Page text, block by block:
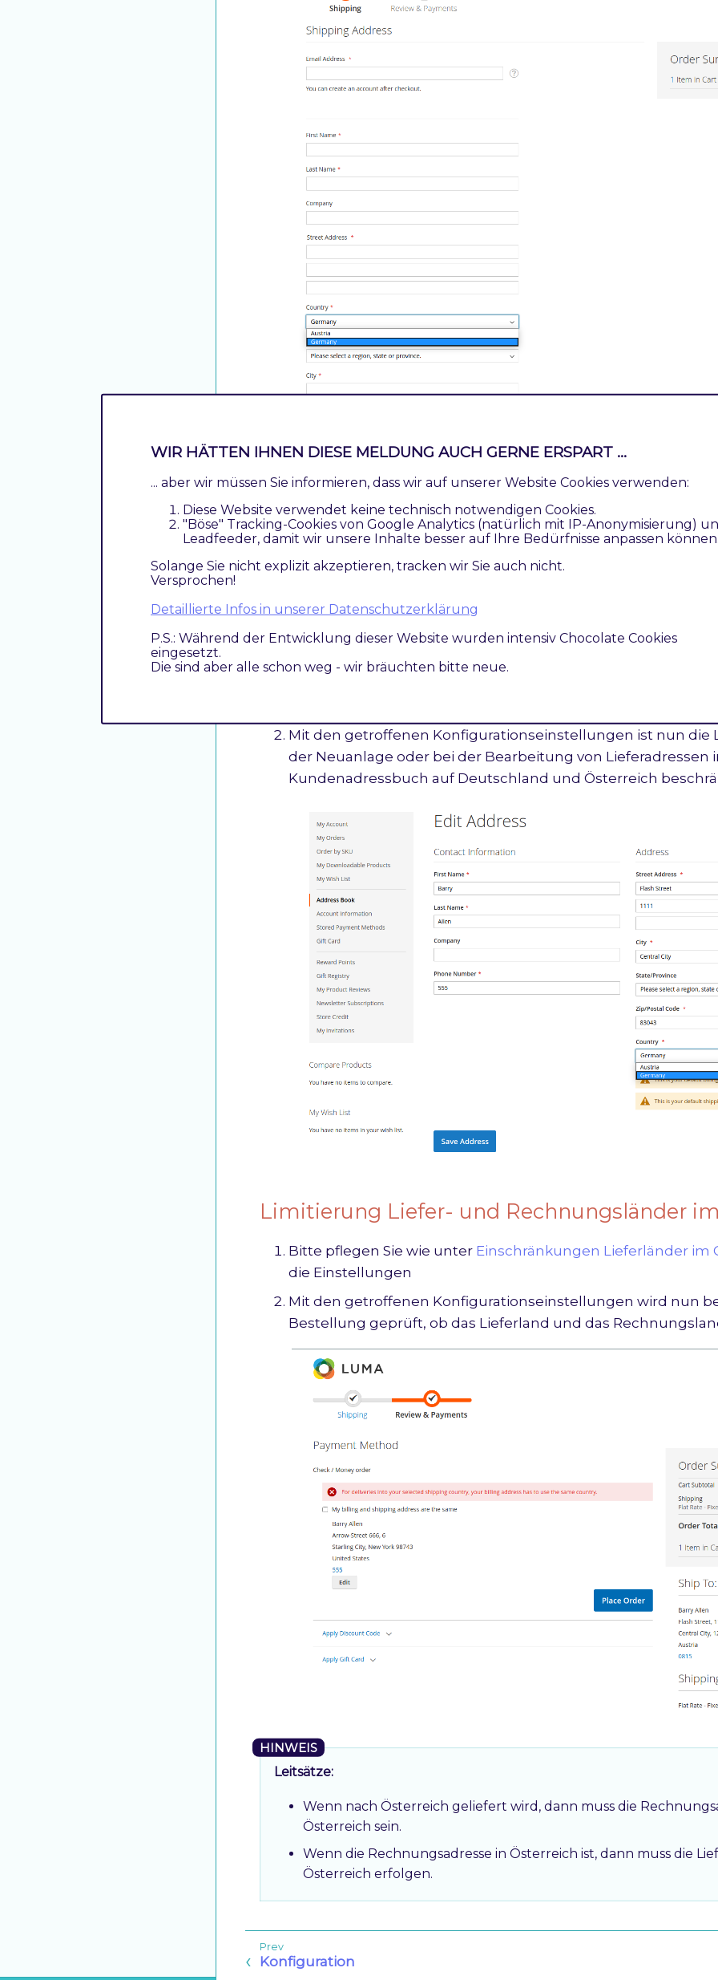
Die Auswahl der Shippable Countries muss in den "Allowed
Hier wird bei der Verarbeitung und Prüfung eine Schnittmenge
Einschränkungen Lieferländer im
Mit den getroffenen Konfigurationseinstellungen ist nun die
der Neuanlage oder bei der Bearbeitung von Lieferadressen
Kundenadressbuch auf Deutschland und Österreich
Limitierung Liefer- und Rechnungsländer
Bitte pflegen Sie wie unter Einschränkungen Lieferländer im
die Einstellungen
Mit den getroffenen Konfigurationseinstellungen wird nun
Bestellung geprüft, ob das Lieferland und das
Leitsätze:
Wenn nach Österreich geliefert wird, dann muss die
Österreich sein.
Wenn die Rechnungsadresse in Österreich ist, dann muss die
Österreich erfolgen.
Konfiguration
WIR HÄTTEN IHNEN DIESE MELDUNG AUCH GERNE ERSPART ...
... aber wir müssen Sie informieren, dass wir auf unserer Website Cookies verwenden:
Diese Website verwendet keine technisch notwendigen Cookies.
"Böse" Tracking-Cookies von Google Analytics (natürlich mit IP-Anonymisierung)
Leadfeeder, damit wir unsere Inhalte besser auf Ihre Bedürfnisse anpassen können.
Solange Sie nicht explizit akzeptieren, tracken wir Sie auch nicht.
Versprochen!
Detaillierte Infos in unserer Datenschutzerklärung
P.S.: Während der Entwicklung dieser Website wurden intensiv Chocolate Cookies
eingesetzt.
Die sind aber alle schon weg - wir bräuchten bitte neue.